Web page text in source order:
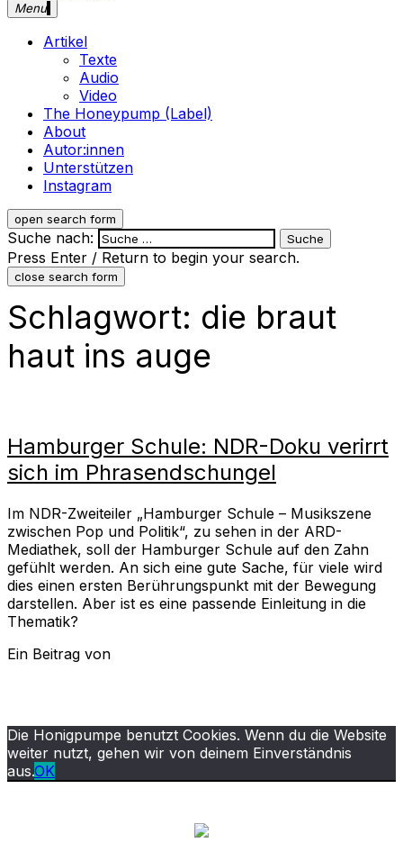
Honigpumpe
Magazin gegen das Verschwinden des Undergrounds
Musik ・Theater ・ Retro-Kultur
Menu
Artikel
Texte
Audio
Video
The Honeypump (Label)
About
Autor:innen
Unterstützen
Instagram
open search form
Suche nach:
Press Enter / Return to begin your search.
close search form
Schlagwort: die braut
haut ins auge
Hamburger Schule: NDR-Doku verirrt
sich im Phrasendschungel
Im NDR-Zweiteiler „Hamburger Schule – Musikszene
zwischen Pop und Politik“, zu sehen in der ARD-
Mediathek, soll der Hamburger Schule auf den Zahn
gefühlt werden. An sich eine gute Sache, für viele wird
dies einen ersten Berührungspunkt mit der Bewegung
darstellen. Aber ist es eine passende Einleitung in die
Thematik?
Ein Beitrag von
Die Honigpumpe benutzt Cookies. Wenn du die Website
weiter nutzt, gehen wir von deinem Einverständnis
aus.OK